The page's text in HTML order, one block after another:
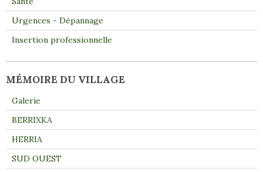
Urgences - Dépannage
Insertion professionnelle
MÉMOIRE DU VILLAGE
Galerie
BERRIXKA
HERRIA
SUD OUEST